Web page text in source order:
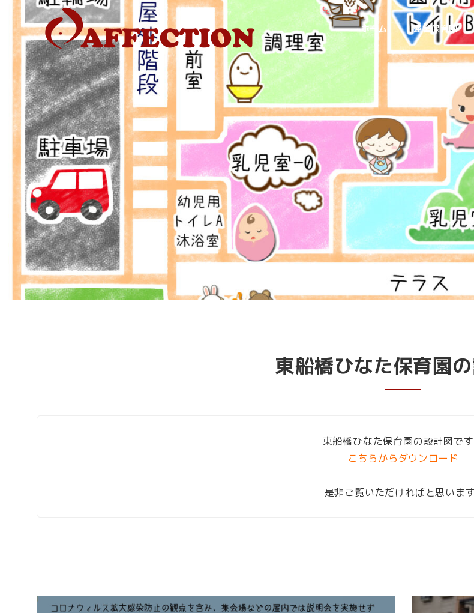
ホーム 運営保育園
東船橋ひなた保育園
東船橋ひなた保育園の設計図です
こちらからダウンロード
是非ご覧いただければと思いま